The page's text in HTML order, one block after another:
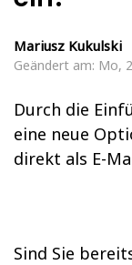
Mariusz Kukulski
Geändert am: Mo,
Durch die
eine neue
direkt als E-
Sind Sie